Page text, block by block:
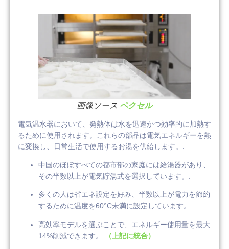
画像ソース ペクセル
電気温水器において、発熱体は水を迅速かつ効率的に加熱す
るために使用されます。これらの部品は電気エネルギーを熱
に変換し、日常生活で使用するお湯を供給します。.
中国のほぼすべての都市部の家庭には給湯器があり、
その半数以上が電気貯湯式を選択しています。.
多くの人は省エネ設定を好み、半数以上が電力を節約
するために温度を60°C未満に設定しています。.
高効率モデルを選ぶことで、エネルギー使用量を最大
14%削減できます。
（上記に統合）